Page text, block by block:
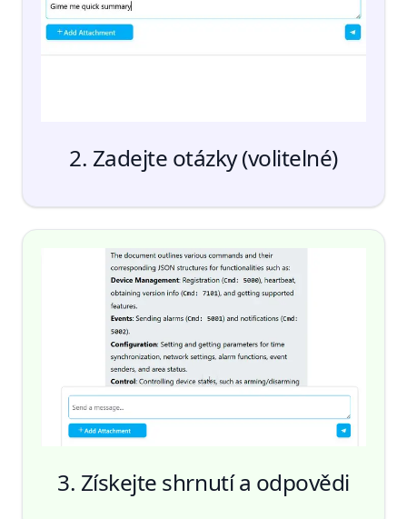
2. Zadejte otázky (volitelné)
3. Získejte shrnutí a odpovědi